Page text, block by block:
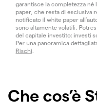
garantisce la completezza né
paper, che resta di esclusiva
notificato il white paper
sono altamente volatili.
del capitale investito: investi
Per una panoramica
Rischi.
Che cos’è